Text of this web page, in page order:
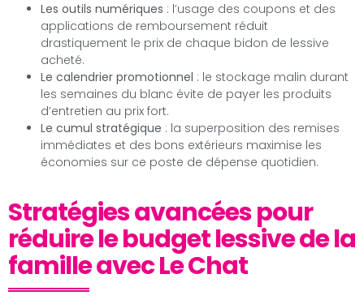
Les outils numériques : l’usage des coupons et des
applications de remboursement réduit
drastiquement le prix de chaque bidon de lessive
acheté.
Le calendrier promotionnel : le stockage malin durant
les semaines du blanc évite de payer les produits
d’entretien au prix fort.
Le cumul stratégique : la superposition des remises
immédiates et des bons extérieurs maximise les
économies sur ce poste de dépense quotidien.
Stratégies avancées pour
réduire le budget lessive de la
famille avec Le Chat